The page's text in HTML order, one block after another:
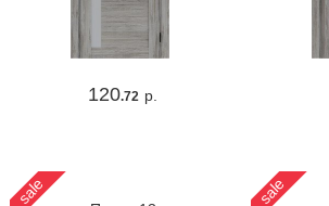
120.72 р.
sale sale